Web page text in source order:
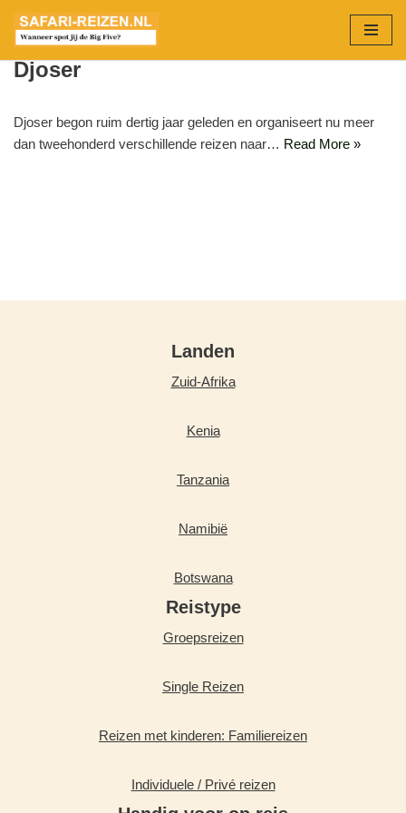
Ga
naar
inhoud
Djoser
Djoser begon ruim dertig jaar geleden en organiseert nu meer
dan tweehonderd verschillende reizen naar… Read More »
Landen
Zuid-Afrika
Kenia
Tanzania
Namibië
Botswana
Reistype
Groepsreizen
Single Reizen
Reizen met kinderen: Familiereizen
Individuele / Privé reizen